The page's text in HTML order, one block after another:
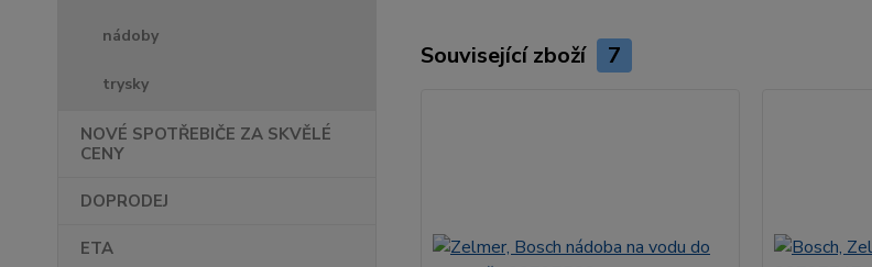
nádoby
trysky
NOVÉ SPOTŘEBIČE ZA SKVĚLÉ
CENY
DOPRODEJ
ETA
Související zboží 7